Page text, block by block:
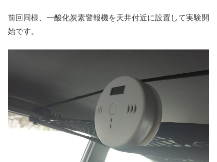
前回同様、一酸化炭素警報機を天井付近に設置して実験開
始です。